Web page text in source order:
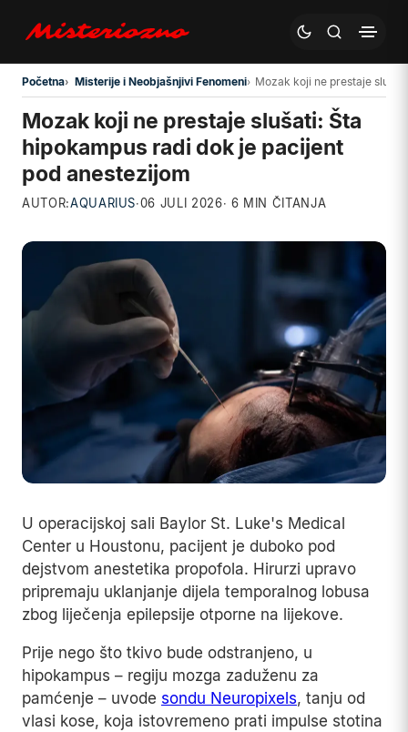
Preskoči na glavni sadržaj
Početna Misterije i Neobjašnjivi Fenomeni Mozak koji ne prestaje
Mozak koji ne prestaje slušati: Šta
hipokampus radi dok je pacijent
pod anestezijom
AUTOR:AQUARIUS·06 JULI 2026· 6 MIN ČITANJA
U operacijskoj sali Baylor St. Luke's Medical
Center u Houstonu, pacijent je duboko pod
dejstvom anestetika propofola. Hirurzi upravo
pripremaju uklanjanje dijela temporalnog lobusa
zbog liječenja epilepsije otporne na lijekove.
Prije nego što tkivo bude odstranjeno, u
hipokampus – regiju mozga zaduženu za
pamćenje – uvode sondu Neuropixels, tanju od
vlasi kose, koja istovremeno prati impulse stotina